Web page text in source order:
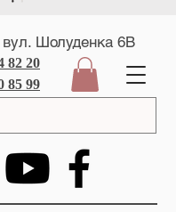
Шолуденка 6В
82 20
85 99